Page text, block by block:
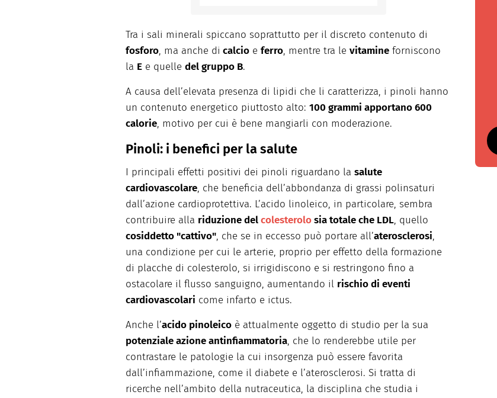
Tra i sali minerali spiccano soprattutto per il discreto contenuto di
fosforo, ma anche di calcio e ferro, mentre tra le vitamine forniscono
la E e quelle del gruppo B.
A causa dell’elevata presenza di lipidi che li caratterizza, i pinoli hanno
un contenuto energetico piuttosto alto: 100 grammi apportano 600
calorie, motivo per cui è bene mangiarli con moderazione.
Pinoli: i benefici per la salute
I principali effetti positivi dei pinoli riguardano la salute
cardiovascolare, che beneficia dell’abbondanza di grassi polinsaturi
dall’azione cardioprotettiva. L’acido linoleico, in particolare, sembra
contribuire alla riduzione delcolesterolosia totale che LDL, quello
cosiddetto "cattivo", che se in eccesso può portare all’aterosclerosi,
una condizione per cui le arterie, proprio per effetto della formazione
di placche di colesterolo, si irrigidiscono e si restringono fino a
ostacolare il flusso sanguigno, aumentando il rischio di eventi
cardiovascolari come infarto e ictus.
Anche l’acido pinoleico è attualmente oggetto di studio per la sua
potenziale azione antinfiammatoria, che lo renderebbe utile per
contrastare le patologie la cui insorgenza può essere favorita
dall’infiammazione, come il diabete e l’aterosclerosi. Si tratta di
ricerche nell’ambito della nutraceutica, la disciplina che studia i